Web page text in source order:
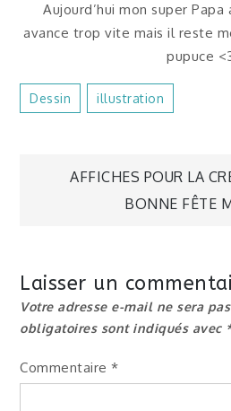
Aujourd’hui mon super Papa
avance trop vite mais il reste
pupuce
Dessin Illustration
l’article
AFFICHES POUR LA
BONNE FÊTE
Laisser un
Votre adresse e-mail ne sera
obligatoires sont indiqués avec
Commentaire*